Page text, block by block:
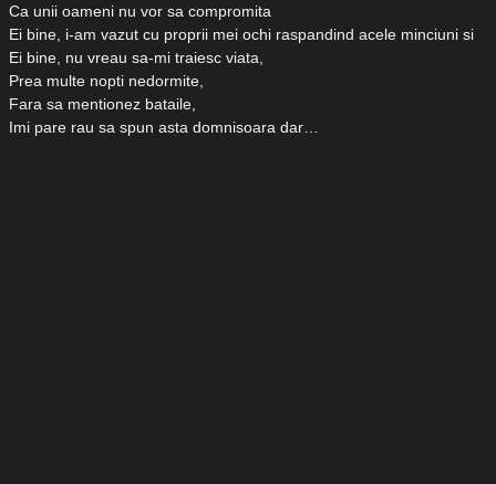
Ca unii oameni nu vor sa compromita
Ei bine, i-am vazut cu proprii mei ochi raspandind acele minciuni si
Ei bine, nu vreau sa-mi traiesc viata,
Prea multe nopti nedormite,
Fara sa mentionez bataile,
Imi pare rau sa spun asta domnisoara dar…